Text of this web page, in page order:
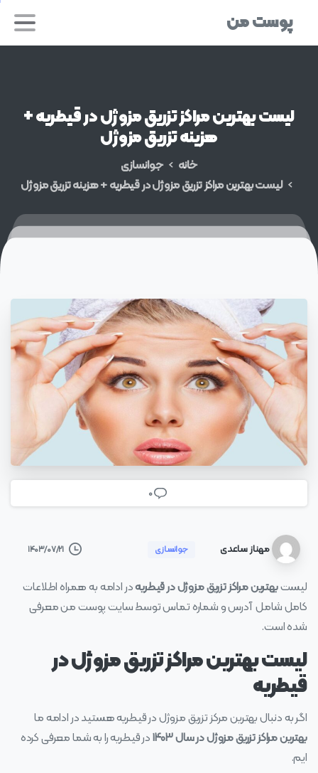
پوست من
لیستبهترینمراکزتزریقمزوژلدرقیطریه+
هزینهتزریقمزوژل
خانه
جوانسازی
لیست بهترین مراکز تزریق مزوژل در قیطریه + هزینه تزریق مزوژل
0
مهناز ساعدی جوانسازی ۱۴۰۳/۰۷/۲۱
لیستبهترین مراکز تزریق مزوژل در قیطریهدر ادامه به همراه اطلاعات
کامل شامل آدرس و شماره تماس توسط سایت پوست من معرفی
شده است.
لیست بهترین مراکز تزریق مزوژل در
قیطریه
اگر به دنبال بهترین مرکز تزریق مزوژل در قیطریه هستید در ادامه ما
بهترین مراکز تزریق مزوژل در سال ۱۴۰۳
در قیطریه را به شما معرفی کرده
ایم.